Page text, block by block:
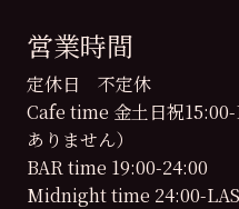
営業時間
定休日 不定休
Cafe time 金土日祝
ありません）
BAR time 19:00-24:00
Midnight time 24:00-